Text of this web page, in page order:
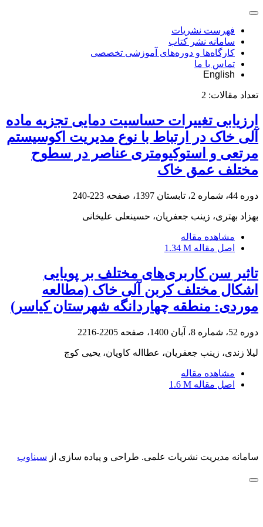
فهرست نشریات
سامانه نشر کتاب
کارگاه‌ها و دوره‌های آموزشی تخصصی
تماس با ما
English
تعداد مقالات: 2
ارزیابی تغییرات حساسیت دمایی تجزیه ماده
آلی خاک در ارتباط با نوع مدیریت اکوسیستم
مرتعی و استوکیومتری عناصر در سطوح
مختلف عمق خاک
دوره 44، شماره 2، تابستان 1397، صفحه 223-240
بهزاد بهتری، زینب جعفریان، حسینعلی علیخانی
مشاهده مقاله
اصل مقاله 1.34 M
تاثیر سن کاربری‌های مختلف بر پویایی
اشکال مختلف کربن آلی خاک (مطالعه
موردی: منطقه چهاردانگه شهرستان کیاسر)
دوره 52، شماره 8، آبان 1400، صفحه 2205-2216
لیلا زندی، زینب جعفریان، عطااله کاویان، یحیی کوچ
مشاهده مقاله
اصل مقاله 1.6 M
سامانه مدیریت نشریات علمی. طراحی و پیاده سازی از سیناوب